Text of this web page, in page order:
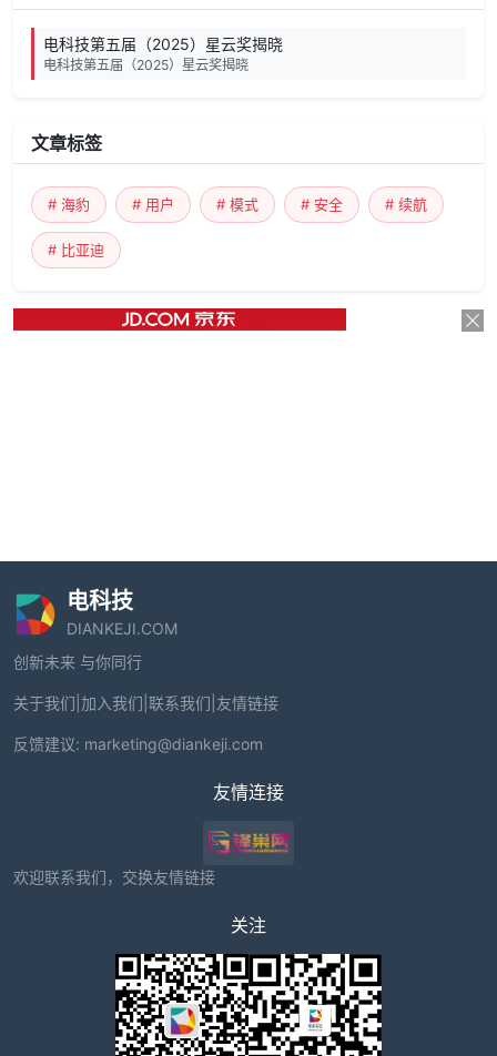
电科技第五届（2025）星云奖揭晓
电科技第五届（2025）星云奖揭晓
文章标签
# 海豹 # 用户 # 模式 # 安全 # 续航
# 比亚迪
电科技
DIANKEJI.COM
创新未来 与你同行
关于我们 加入我们 联系我们 友情链接
反馈建议: marketing@diankeji.com
友情连接
欢迎联系我们，交换友情链接
关注